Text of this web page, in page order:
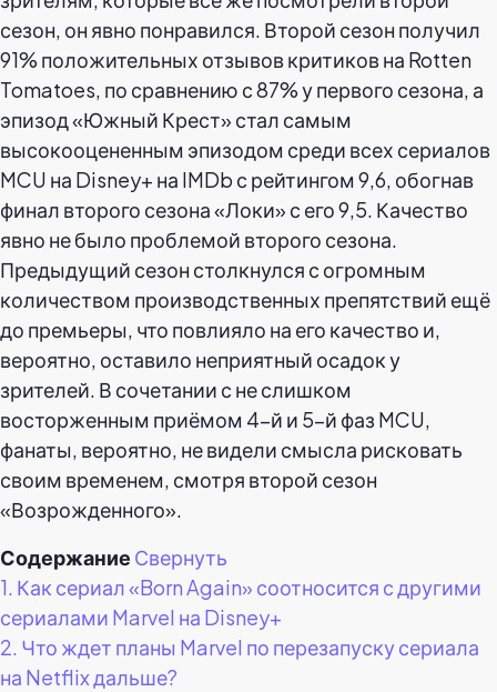
сезон, он явно понравился. Второй сезон получил
91% положительных отзывов критиков на Rotten
Tomatoes, по сравнению с 87% у первого сезона, а
эпизод «Южный Крест» стал самым
высокооцененным эпизодом среди всех сериалов
MCU на Disney+ на IMDb с рейтингом 9,6, обогнав
финал второго сезона «Локи» с его 9,5. Качество
явно не было проблемой второго сезона.
Предыдущий сезон столкнулся с огромным
количеством производственных препятствий ещё
до премьеры, что повлияло на его качество и,
вероятно, оставило неприятный осадок у
зрителей. В сочетании с не слишком
восторженным приёмом 4-й и 5-й фаз MCU,
фанаты, вероятно, не видели смысла рисковать
своим временем, смотря второй сезон
«Возрожденного».
Содержание Свернуть
1. Как сериал «Born Again» соотносится с другими
сериалами Marvel на Disney+
2. Что ждет планы Marvel по перезапуску сериала
на Netflix дальше?